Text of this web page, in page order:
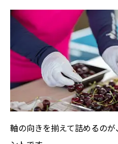
軸の向きを揃えて詰めるの